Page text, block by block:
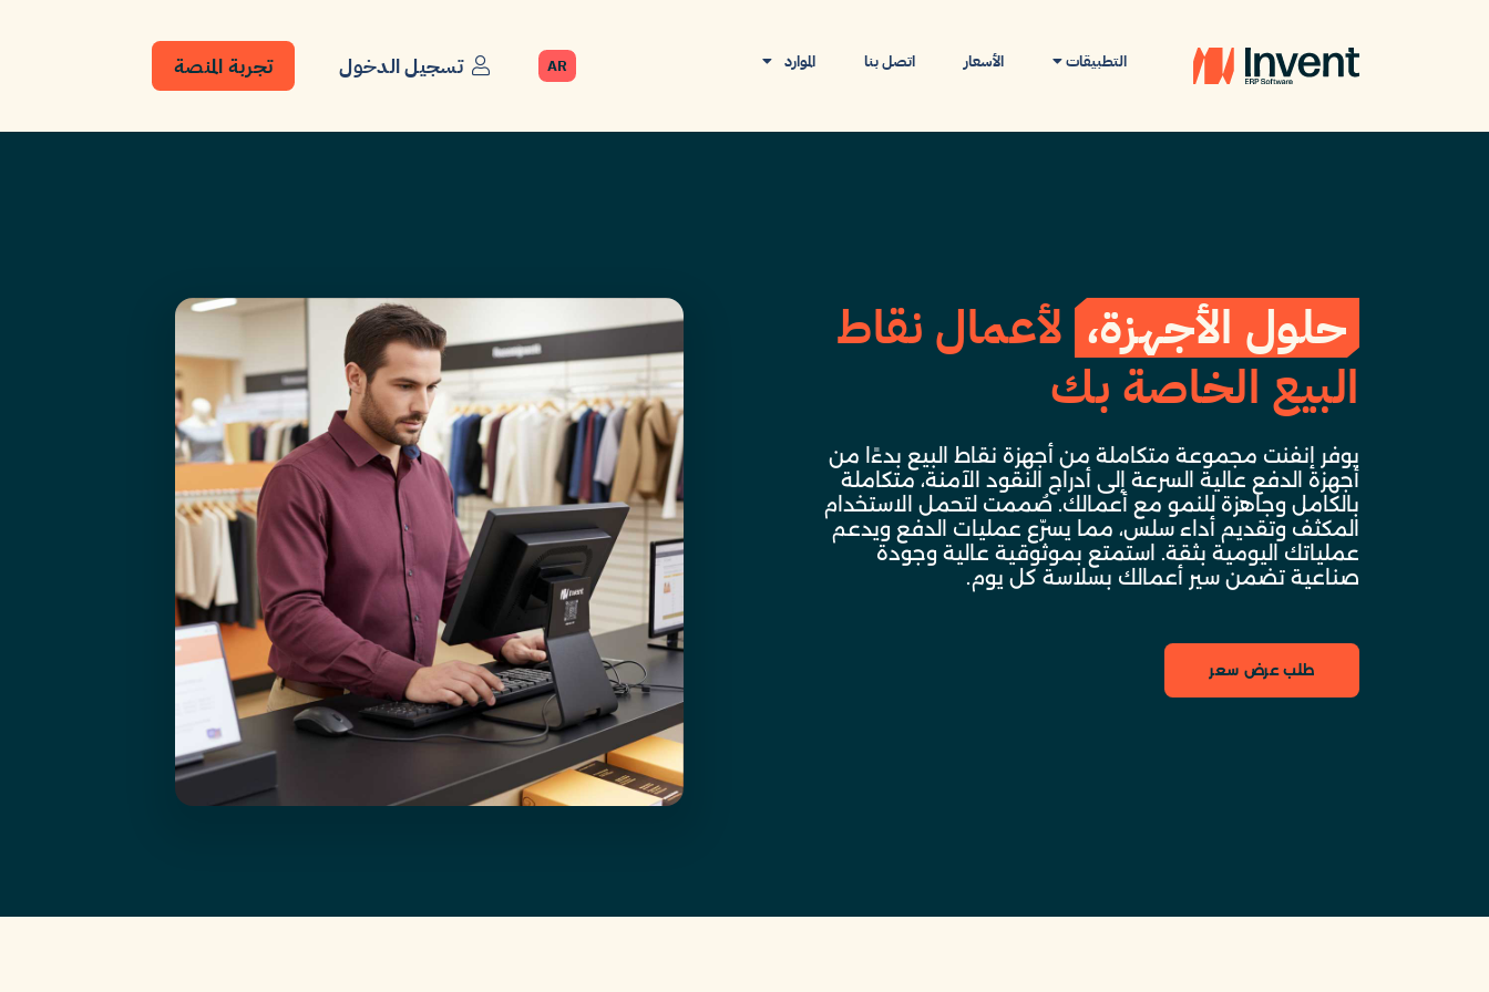
التطبيقات الأسعار اتصل بنا الموارد AR تسجيل الدخول تجربة المنصة
حلول الأجهزة، لأعمال نقاط
البيع الخاصة بك
يوفر إنفنت مجموعة متكاملة من أجهزة نقاط البيع بدءًا من
أجهزة الدفع عالية السرعة إلى أدراج النقود الآمنة، متكاملة
بالكامل وجاهزة للنمو مع أعمالك. صُممت لتحمل الاستخدام
المكثف وتقديم أداء سلس، مما يسرّع عمليات الدفع ويدعم
عملياتك اليومية بثقة. استمتع بموثوقية عالية وجودة
صناعية تضمن سير أعمالك بسلاسة كل يوم.
طلب عرض سعر